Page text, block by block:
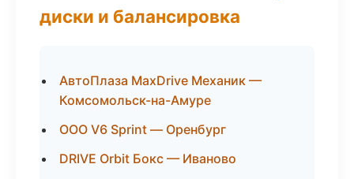
диски и балансировка
АвтоПлаза MaxDrive Механик —
Комсомольск-на-Амуре
ООО V6 Sprint — Оренбург
DRIVE Orbit Бокс — Иваново